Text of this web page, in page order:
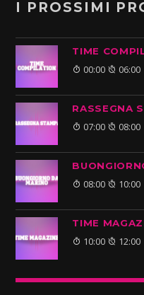
I PROSSIMI
TIME
00:00 06:00
RASSEGNA
07:00 08:00
08:00 10:00
TIME
10:00 12:00